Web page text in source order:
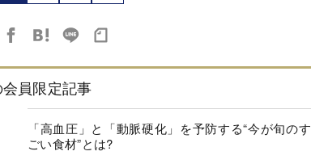
員限定記事
「高血圧」と「動脈硬化」を予防する“今が旬のす
ごい食材”とは?